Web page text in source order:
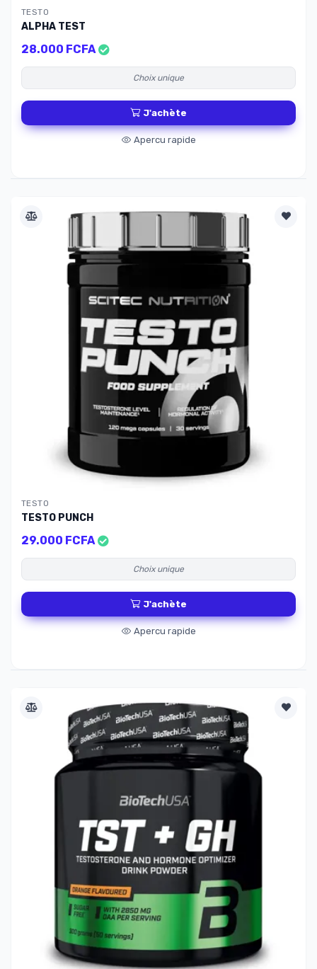
TESTO
ALPHA TEST
28.000 FCFA
Choix unique
J'achète
Apercu rapide
TESTO
TESTO PUNCH
29.000 FCFA
Choix unique
J'achète
Apercu rapide